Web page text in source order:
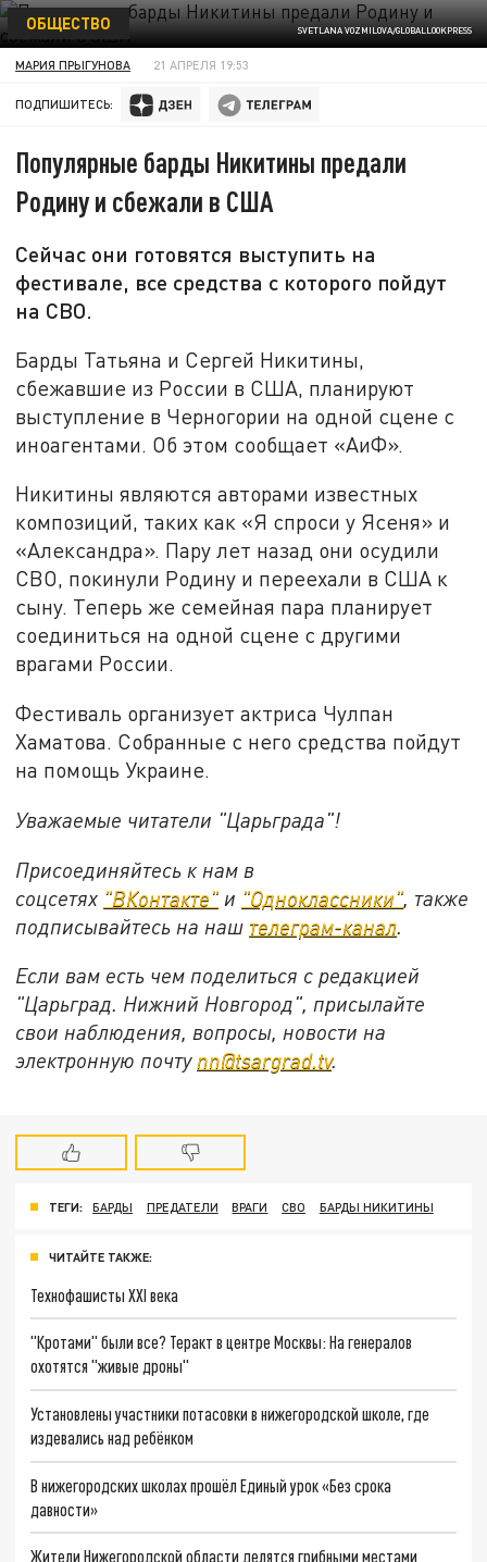
SVETLANA VOZMILOVA/GLOBALLOOKPRESS
ОБЩЕСТВО
МАРИЯ ПРЫГУНОВА 21 АПРЕЛЯ 19:53
ПОДПИШИТЕСЬ:
Популярные барды Никитины предали
Родину и сбежали в США
Сейчас они готовятся выступить на
фестивале, все средства с которого пойдут
на СВО.
Барды Татьяна и Сергей Никитины,
сбежавшие из России в США, планируют
выступление в Черногории на одной сцене с
иноагентами. Об этом сообщает «АиФ».
Никитины являются авторами известных
композиций, таких как «Я спроси у Ясеня» и
«Александра». Пару лет назад они осудили
СВО, покинули Родину и переехали в США к
сыну. Теперь же семейная пара планирует
соединиться на одной сцене с другими
врагами России.
Фестиваль организует актриса Чулпан
Хаматова. Собранные с него средства пойдут
на помощь Украине.
Уважаемые читатели "Царьграда"!
Присоединяйтесь к нам в
соцсетях "ВКонтакте" и "Одноклассники" также
подписывайтесь на наш телеграм-канал
Если вам есть чем поделиться с редакцией
"Царьград. Нижний Новгород", присылайте
свои наблюдения, вопросы, новости на
электронную почту nn@tsargrad.tv.
ТЕГИ: БАРДЫ ПРЕДАТЕЛИ ВРАГИ СВО БАРДЫ НИКИТИНЫ
ЧИТАЙТЕ ТАКЖЕ:
Технофашисты XXI века
"Кротами" были все? Теракт в центре Москвы: На генералов
охотятся "живые дроны"
Установлены участники потасовки в нижегородской школе, где
издевались над ребёнком
В нижегородских школах прошёл Единый урок «Без срока
давности»
Жители Нижегородской области делятся грибными местами